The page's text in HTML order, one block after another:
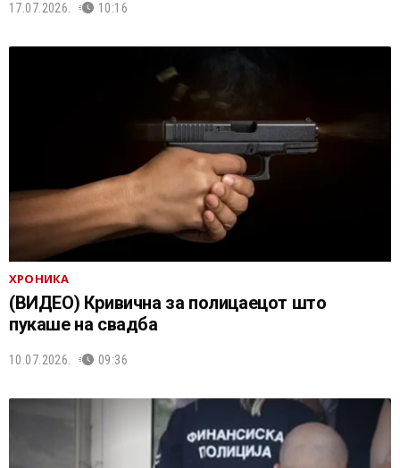
17.07.2026. 10:16
ХРОНИКА
(ВИДЕО) Кривична за полицаецот што
пукаше на свадба
10.07.2026. 09:36